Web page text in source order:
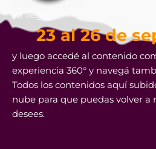
Ya llega
23 al 26 de
y luego accedé al contenido
experiencia 360° y navegá
Todos los contenidos aquí
nube para que puedas volver a
desees.